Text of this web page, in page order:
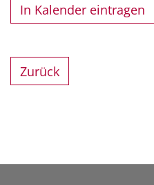
In Kalender eintragen
Zurück